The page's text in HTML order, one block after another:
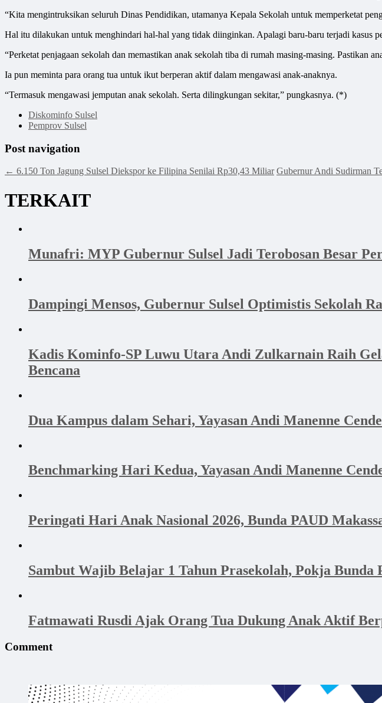
“Kita mengintruksikan seluruh Dinas Pendidikan, utamanya Kepala Sekolah untuk memperketat
Hal itu dilakukan untuk menghindari hal-hal yang tidak diinginkan. Apalagi baru-baru terjadi kasus
“Perketat penjagaan sekolah dan memastikan anak sekolah tiba di rumah masing-masing. Pastikan
Ia pun meminta para orang tua untuk ikut berperan aktif dalam mengawasi anak-anaknya.
“Termasuk mengawasi jemputan anak sekolah. Serta dilingkungan sekitar,” pungkasnya. (*)
Diskominfo Sulsel
Pemprov Sulsel
Post navigation
← 6.150 Ton Jagung Sulsel Diekspor ke Filipina Senilai Rp30,43 Miliar Gubernur Andi Sudirman
TERKAIT
Munafri: MYP Gubernur Sulsel Jadi Terobosan Besar
Dampingi Mensos, Gubernur Sulsel Optimistis Sekolah
Kadis Kominfo-SP Luwu Utara Andi Zulkarnain Raih
Bencana
Dua Kampus dalam Sehari, Yayasan Andi Manenne
Benchmarking Hari Kedua, Yayasan Andi Manenne
Peringati Hari Anak Nasional 2026, Bunda PAUD
Sambut Wajib Belajar 1 Tahun Prasekolah, Pokja
Fatmawati Rusdi Ajak Orang Tua Dukung Anak Aktif
Comment